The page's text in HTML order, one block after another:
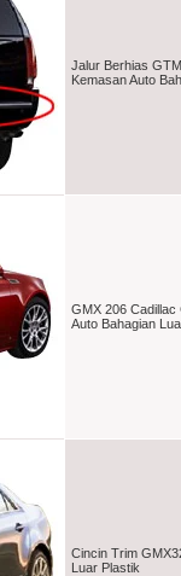
Jalur Berhias
Kemasan Auto
GMX 206
Auto Bahagian
Cincin Trim
Luar Plastik